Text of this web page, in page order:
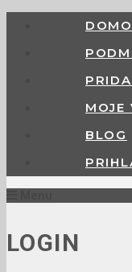
MOJE
BLOG
LOGIN